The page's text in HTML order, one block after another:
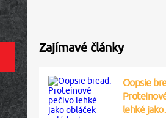
Zajímavé články
Oopsie
lehké